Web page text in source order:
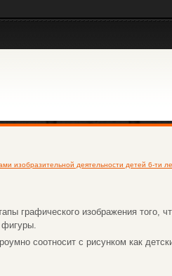
изобразительной деятельности детей 6-ти
графического изображения того,
фигуры.
соотносит с рисунком как